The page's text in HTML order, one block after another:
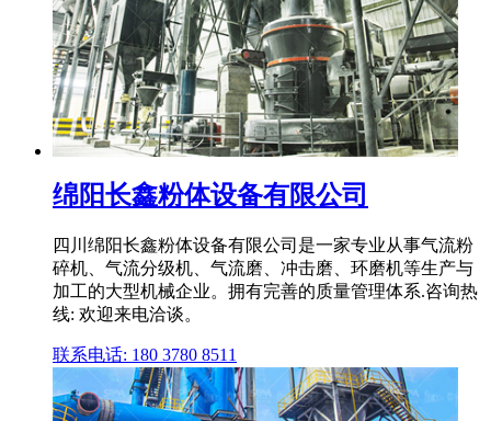
绵阳长鑫粉体设备有限公司
四川绵阳长鑫粉体设备有限公司是一家专业从事气流粉
碎机、气流分级机、气流磨、冲击磨、环磨机等生产与
加工的大型机械企业。拥有完善的质量管理体系.咨询热
线: 欢迎来电洽谈。
联系电话: 180 3780 8511